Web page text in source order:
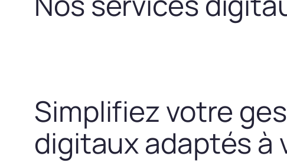
Simplifiez votre
digitaux adaptés à